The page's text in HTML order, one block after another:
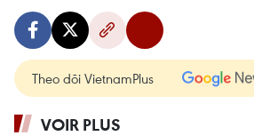
Theo dõi VietnamPlus
VOIR PLUS